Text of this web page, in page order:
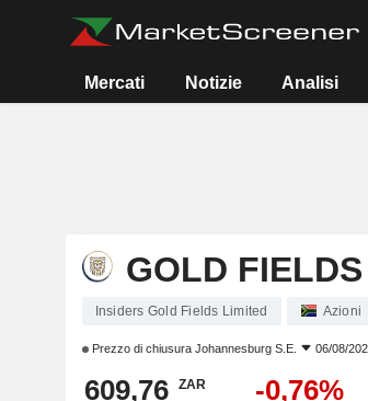
Mercati Notizie Analisi
GOLD
Insiders Gold Fields Limited Azioni
Prezzo di chiusura Johannesburg S.E. 06/08/
609,76 ZAR -0,76%